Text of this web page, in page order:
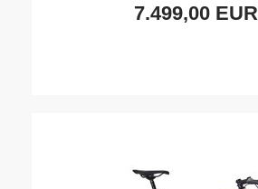
7.499,00 EUR